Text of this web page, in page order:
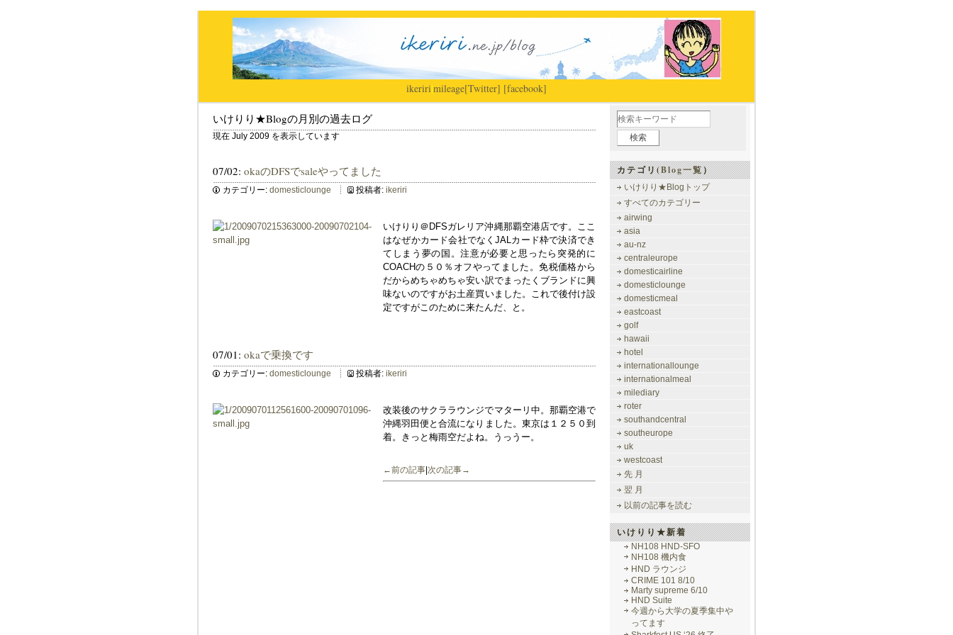
ikeriri|mileage[Twitter] [facebook]
いけりり★Blogの月別の過去ログ
現在 July 2009 を表示しています
07/02: okaのDFSでsaleやってました
カテゴリー: domesticlounge 投稿者: ikeriri
いけりり＠DFSガレリア沖縄那覇空港店です。ここ
はなぜかカード会社でなくJALカード枠で決済でき
てしまう夢の国。注意が必要と思ったら突発的に
COACHの５０％オフやってました。免税価格から
だからめちゃめちゃ安い訳でまったくブランドに興
味ないのですがお土産買いました。これで後付け設
定ですがこのために来たんだ、と。
07/01: okaで乗換です
カテゴリー: domesticlounge 投稿者: ikeriri
改装後のサクララウンジでマターリ中。那覇空港で
沖縄羽田便と合流になりました。東京は１２５０到
着。きっと梅雨空だよね。うっうー。
←前の記事 次の記事→
カテゴリ(Blog一覧）
いけりり★Blogトップ
すべてのカテゴリー
airwing
asia
au-nz
centraleurope
domesticairline
domesticlounge
domesticmeal
eastcoast
golf
hawaii
hotel
internationallounge
internationalmeal
milediary
roter
southandcentral
southeurope
uk
westcoast
先 月
翌 月
以前の記事を読む
いけりり★新着
NH108 HND-SFO
NH108 機内食
HND ラウンジ
CRIME 101 8/10
Marty supreme 6/10
HND Suite
今週から大学の夏季集中や
ってます